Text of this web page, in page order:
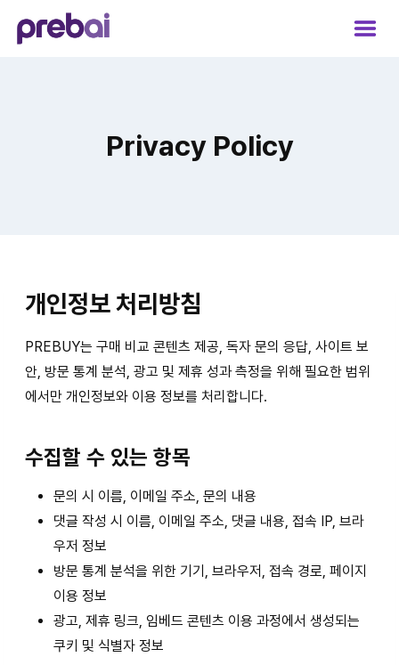
Privacy Policy
개인정보 처리방침
PREBUY는 구매 비교 콘텐츠 제공, 독자 문의 응답, 사이트 보
안, 방문 통계 분석, 광고 및 제휴 성과 측정을 위해 필요한 범위
에서만 개인정보와 이용 정보를 처리합니다.
수집할 수 있는 항목
문의 시 이름, 이메일 주소, 문의 내용
댓글 작성 시 이름, 이메일 주소, 댓글 내용, 접속 IP, 브라
우저 정보
방문 통계 분석을 위한 기기, 브라우저, 접속 경로, 페이지
이용 정보
광고, 제휴 링크, 임베드 콘텐츠 이용 과정에서 생성되는
쿠키 및 식별자 정보